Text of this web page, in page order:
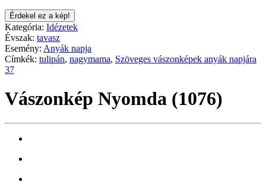
Érdekel ez a kép!
Kategória: Idézetek
Évszak: tavasz
Esemény: Anyák napja
Címkék: tulipán, nagymama, Szöveges vászonképek anyák napjára
37
Vászonkép Nyomda (1076)